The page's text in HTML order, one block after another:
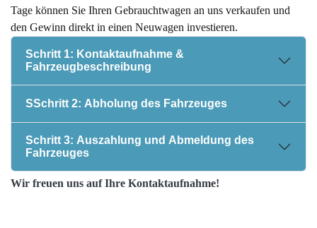
Tage können Sie Ihren Gebrauchtwagen an uns verkaufen und
den Gewinn direkt in einen Neuwagen investieren.
Schritt 1: Kontaktaufnahme &
Fahrzeugbeschreibung
SSchritt 2: Abholung des Fahrzeuges
Schritt 3: Auszahlung und Abmeldung des
Fahrzeuges
Wir freuen uns auf Ihre Kontaktaufnahme!